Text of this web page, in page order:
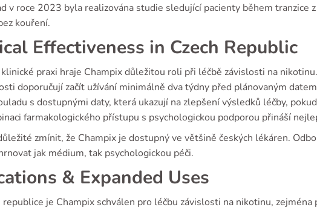
v roce 2023 byla realizována studie sledující pacienty během tranzice
kouření.
Effectiveness in Czech Republic
praxi hraje Champix důležitou roli při léčbě závislosti na
doporučují začít užívání minimálně dva týdny před plánovaným
s dostupnými daty, která ukazují na zlepšení výsledků léčby,
farmakologického přístupu s psychologickou podporou přináší
zmínit, že Champix je dostupný ve většině českých lékáren.
jak médium, tak psychologickou péči.
& Expanded Uses
republice je Champix schválen pro léčbu závislosti na nikotinu,